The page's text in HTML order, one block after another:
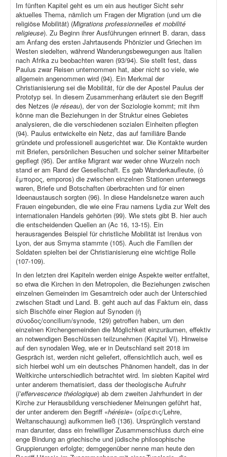
Im fünften Kapitel geht es um ein aus heutiger Sicht sehr
aktuelles Thema, nämlich um Fragen der Migration (und um die
religiöse Mobilität) (Migrations professionnelles et mobilité
religieuse). Zu Beginn ihrer Ausführungen erinnert B. daran, dass
am Anfang des ersten Jahrtausends Phönizier und Griechen im
Westen siedelten, während Wanderungsbewegungen aus Italien
nach Afrika zu beobachten waren (93/94). Sie stellt fest, dass
Paulus zwar Reisen unternommen hat, aber nicht so viele, wie
allgemein angenommen wird (94). Ein Merkmal der
Christianisierung sei die Mobilität, für die der Apostel Paulus der
Prototyp sei. In diesem Zusammenhang erläutert sie den Begriff
des Netzes (le réseau), der von der Soziologie kommt; mit ihm
könne man die Beziehungen in der Struktur eines Gebietes
analysieren, die die verschiedenen sozialen Einheiten pflegten
(94). Paulus entwickelte ein Netz, das auf familiäre Bande
gründete und professionell ausgerichtet war. Die Kontakte wurden
mit Briefen, persönlichen Besuchen und solcher seiner Mitarbeiter
gepflegt (95). Der antike Migrant war weder ohne Wurzeln noch
stand er am Rand der Gesellschaft. Es gab Wanderkaufleute, (ὁ
ἔμπορος, emporos) die zwischen einzelnen Stationen unterwegs
waren, Briefe und Botschaften überbrachten und für einen
Ideenaustausch sorgten (96). In diese Handelsnetze waren auch
Frauen eingebunden, die wie eine Frau namens Lydia zur Welt des
internationalen Handels gehörten (99). Wie stets gibt B. hier auch
die entscheidenden Quellen an (Ac 16, 13-15). Ein
herausragendes Beispiel für christliche Mobilität ist Irenäus von
Lyon, der aus Smyrna stammte (105). Auch die Familien der
Soldaten spielten bei der Christianisierung eine wichtige Rolle
(107-109).
In den letzten drei Kapiteln werden einige Aspekte weiter entfaltet,
so etwa die Kirchen in den Metropolen, die Beziehungen zwischen
einzelnen Gemeinden im Gesamtreich oder auch der Unterschied
zwischen Stadt und Land. B. geht auch auf das Faktum ein, dass
sich Bischöfe einer Region auf Synoden (ἡ
σύνοδος/concilium/synode, 129) getroffen haben, um den
einzelnen Kirchengemeinden die Möglichkeit einzuräumen, effektiv
an notwendigen Beschlüssen teilzunehmen (Kapitel VI). Hinweise
auf den synodalen Weg, wie er in Deutschland seit 2018 im
Gespräch ist, werden nicht geliefert, offensichtlich auch, weil es
sich hierbei wohl um ein deutsches Phänomen handelt, das in der
Weltkirche unterschiedlich betrachtet wird. Im siebten Kapitel wird
unter anderem thematisiert, dass der theologische Aufruhr
(l’effervescence théologique) ab dem zweiten Jahrhundert in der
Kirche zur Herausbildung verschiedener Meinungen geführt hat,
der unter anderem den Begriff «hérésie» (αἵρεσις/Lehre,
Weltanschauung) aufkommen ließ (136). Ursprünglich verstand
man darunter, dass ein freiwilliger Zusammenschluss durch eine
enge Bindung an griechische und jüdische philosophische
Gruppierungen erfolgte; demgegenüber nenne man heute den